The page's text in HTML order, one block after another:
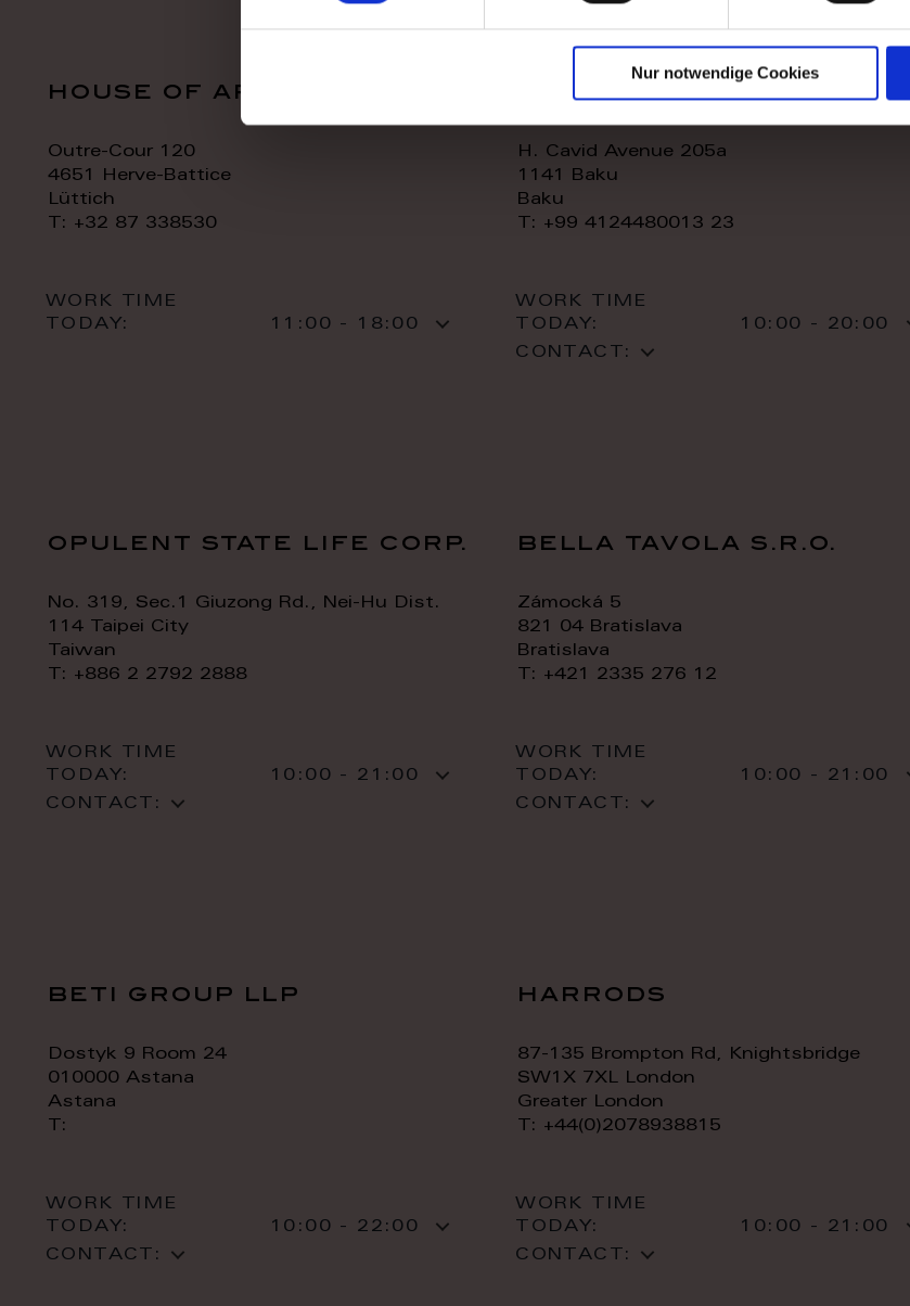
Nur notwendige Cookies
house of art
Outre-Cour 120
4651 Herve-Battice
Lüttich
T: +32 87 338530
WORK TIME
TODAY:
11:00 - 18:00
royal home store llc
H. Cavid Avenue 205a
1141 Baku
Baku
T: +99 4124480013 23
WORK TIME
TODAY:
10:00 - 20:00
CONTACT:
opulent state life corp.
No. 319, Sec.1 Giuzong Rd., Nei-Hu Dist.
114 Taipei City
Taiwan
T: +886 2 2792 2888
WORK TIME
TODAY:
10:00 - 21:00
CONTACT:
bella tavola s.r.o.
Zámocká 5
821 04 Bratislava
Bratislava
T: +421 2335 276 12
WORK TIME
TODAY:
10:00 - 21:00
CONTACT:
beti group llp
Dostyk 9 Room 24
010000 Astana
Astana
T:
WORK TIME
TODAY:
10:00 - 22:00
CONTACT:
harrods
87-135 Brompton Rd, Knightsbridge
SW1X 7XL London
Greater London
T: +44(0)2078938815
WORK TIME
TODAY:
10:00 - 21:00
CONTACT: